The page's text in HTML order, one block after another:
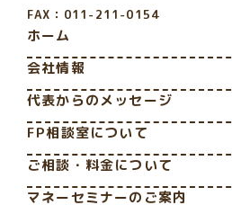
FAX：011-211-0154
ホーム
会社情報
代表からのメッセージ
FP相談室について
ご相談・料金について
マネーセミナーのご案内